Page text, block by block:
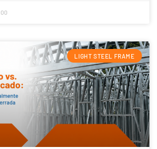
LIGHT STEEL FRAME